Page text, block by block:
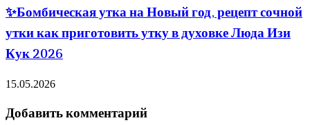
✨Бомбическая утка на Новый год, рецепт сочной
утки как приготовить утку в духовке Люда Изи
Кук 2026
15.05.2026
Добавить комментарий